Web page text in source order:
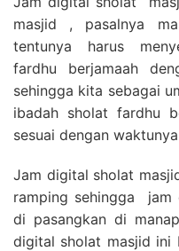
masjid , pasalnya
tentunya harus
fardhu berjamaah
sehingga kita sebagai
ibadah sholat fardhu
sesuai dengan
Jam digital sholat
ramping sehingga
di pasangkan di
digital sholat masjid ini